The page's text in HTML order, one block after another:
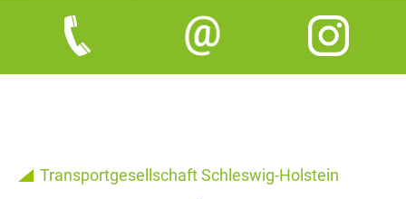
Transportgesellschaft Schleswig-Holstein